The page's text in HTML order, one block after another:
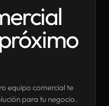
equipo comercial te
para tu negocio.